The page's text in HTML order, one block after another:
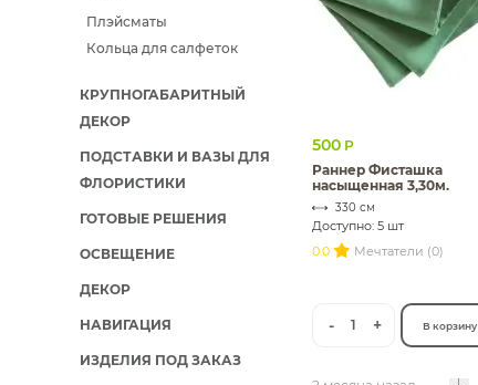
ИЗДЕЛИЯ ДЛЯ КОМФОРТА
ТЕХНИЧЕСКОЕ ОБОРУДОВАНИЕ
Плэйсматы
Кольца для салфеток
КРУПНОГАБАРИТНЫЙ
ДЕКОР
ПОДСТАВКИ И ВАЗЫ ДЛЯ
ФЛОРИСТИКИ
ГОТОВЫЕ РЕШЕНИЯ
ОСВЕЩЕНИЕ
ДЕКОР
НАВИГАЦИЯ
ИЗДЕЛИЯ ПОД ЗАКАЗ
500 Р
Раннер Фисташка
насыщенная 3,30м.
330 см
Доступно: 5 шт
0.0
Мечтатели (0)
- 1 + В корзину